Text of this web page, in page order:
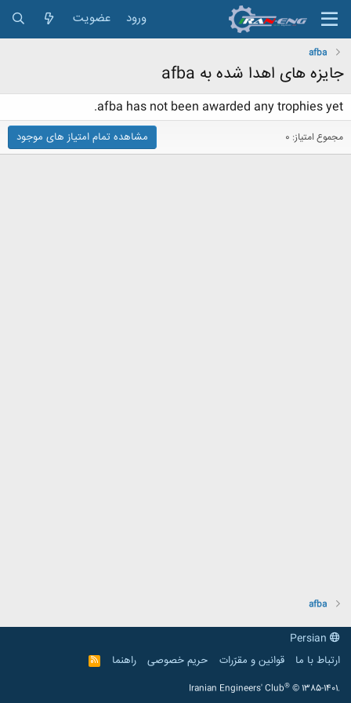
ورود عضویت
afba
جایزه های اهدا شده به afba
afba has not been awarded any trophies yet.
مجموع امتیاز: 0 مشاهده تمام امتیاز های موجود
afba
ارتباط با ما
قوانین و مقرّرات حریم خصوصی راهنما
R
S
Iranian Engineers' Club® © 1385-1401.